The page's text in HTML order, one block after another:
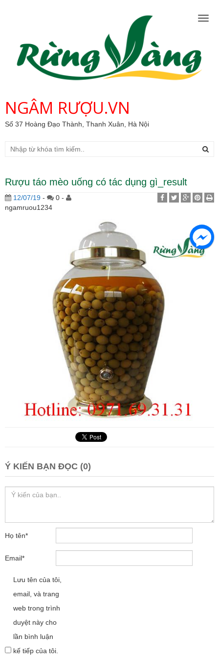
NGÂM RƯỢU.VN
Số 37 Hoàng Đạo Thành, Thanh Xuân, Hà Nội
Rượu táo mèo uống có tác dụng gì_result
12/07/19 -
0 -
ngamruou1234
Ý KIẾN BẠN ĐỌC (0)
Họ tên*
Email*
Lưu tên của tôi,
email, và trang
web trong trình
duyệt này cho
lần bình luận
kế tiếp của tôi.